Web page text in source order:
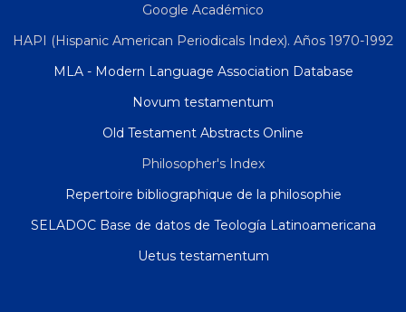
Google Académico
HAPI (Hispanic American Periodicals Index). Años 1970-1992
MLA - Modern Language Association Database
Novum testamentum
Old Testament Abstracts Online
Philosopher's Index
Repertoire bibliographique de la philosophie
SELADOC Base de datos de Teología Latinoamericana
Uetus testamentum